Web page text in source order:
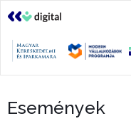
Események